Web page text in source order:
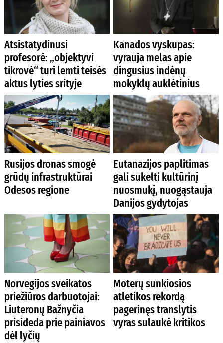
Atsistatydinusi
profesorė: „objektyvi
tikrovė“ turi lemti teisės
aktus lyties srityje
Kanados vyskupas:
vyrauja melas apie
dingusius indėnų
mokyklų auklėtinius
Rusijos dronas smogė
grūdų infrastruktūrai
Odesos regione
Eutanazijos paplitimas
gali sukelti kultūrinį
nuosmukį, nuogąstauja
Danijos gydytojas
Norvegijos sveikatos
priežiūros darbuotojai:
Liuteronų Bažnyčia
prisideda prie painiavos
dėl lyčių
Moterų sunkiosios
atletikos rekordą
pagerinęs translytis
vyras sulaukė kritikos